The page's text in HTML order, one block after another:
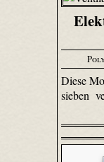
Diese
sieben